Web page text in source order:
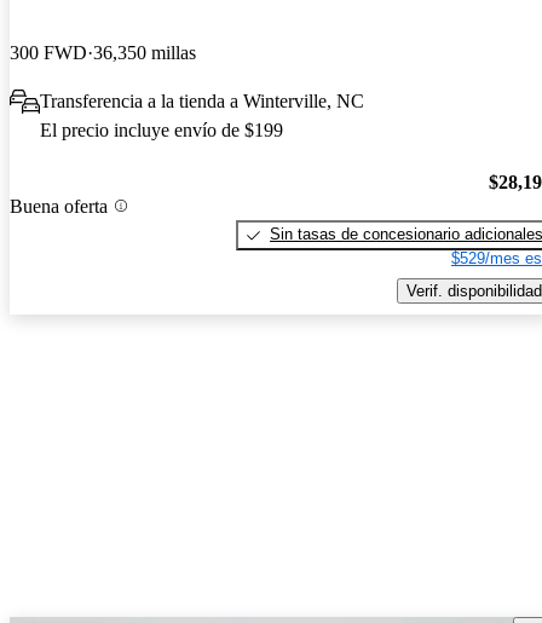
300 FWD 36,350 millas
Transferencia a la tienda a Winterville, NC
El precio incluye envío de $199
Buena oferta
Sin tasas de concesionario adicionales
$529/mes
Verif. disponibilidad